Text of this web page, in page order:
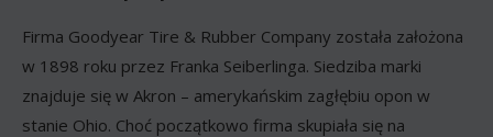
Firma Goodyear Tire & Rubber Company została założona
w 1898 roku przez Franka Seiberlinga. Siedziba marki
znajduje się w Akron – amerykańskim zagłębiu opon w
stanie Ohio. Choć początkowo firma skupiała się na